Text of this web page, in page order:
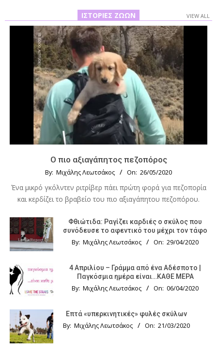
ΙΣΤΟΡΊΕΣ ΖΏΩΝ VIEW ALL
Ο πιο αξιαγάπητος πεζοπόρος
By: Μιχάλης Λεωτσάκος On: 26/05/2020
Ένα μικρό γκόλντεν ριτρίβερ πάει πρώτη φορά για πεζοπορία
και κερδίζει το βραβείο του πιο αξιαγάπητου πεζοπόρου.
Φθιώτιδα: Ραγίζει καρδιές ο σκύλος που
συνόδευσε το αφεντικό του μέχρι τον τάφο
By: Μιχάλης Λεωτσάκος On: 29/04/2020
4 Απριλίου – Γράμμα από ένα Αδέσποτο |
Παγκόσμια ημέρα είναι…ΚΑΘΕ ΜΕΡΑ
By: Μιχάλης Λεωτσάκος On: 06/04/2020
Επτά «υπερκινητικές» φυλές σκύλων
By: Μιχάλης Λεωτσάκος On: 21/03/2020